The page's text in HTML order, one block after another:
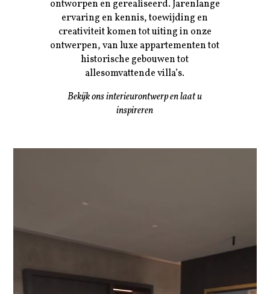
ontworpen en gerealiseerd. Jarenlange
ervaring en kennis, toewijding en
creativiteit komen tot uiting in onze
ontwerpen, van luxe appartementen tot
historische gebouwen tot
allesomvattende villa’s.
Bekijk ons interieurontwerp en laat u
inspireren